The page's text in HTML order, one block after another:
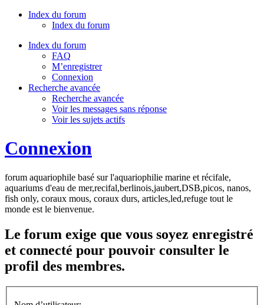
Index du forum
Index du forum
Index du forum
FAQ
M’enregistrer
Connexion
Recherche avancée
Recherche avancée
Voir les messages sans réponse
Voir les sujets actifs
Connexion
forum aquariophile basé sur l'aquariophilie marine et récifale,
aquariums d'eau de mer,recifal,berlinois,jaubert,DSB,picos, nanos,
fish only, coraux mous, coraux durs, articles,led,refuge tout le
monde est le bienvenue.
Le forum exige que vous soyez enregistré
et connecté pour pouvoir consulter le
profil des membres.